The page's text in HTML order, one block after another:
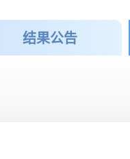
结果公告